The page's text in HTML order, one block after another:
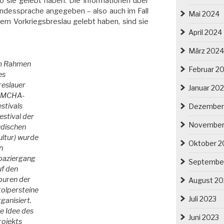
angegeben – also auch im Fall
Vorkriegsbreslau gelebt haben, sind sie
Rahmen
der
wurde
den
der
Idee des
Mai 2024
April 2024
März 2024
Februar
Januar
Oktober
August
Juli 2023
Juni 2023